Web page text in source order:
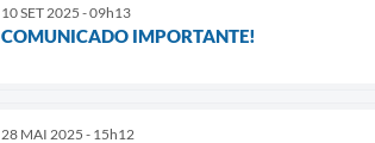
10 SET 2025 - 09h13
COMUNICADO IMPORTANTE!
28 MAI 2025 - 15h12